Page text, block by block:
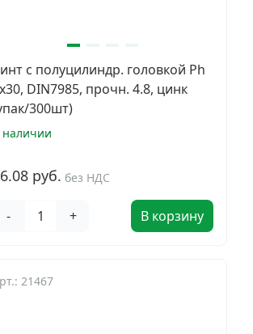
с полуцилиндр. головкой Ph
DIN7985, прочн. 4.8, цинк
300шт)
наличии
руб. без НДС
- + В корзину
21467